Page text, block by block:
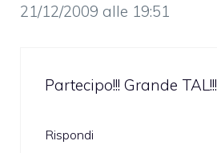
21/12/2009 alle 19:51
Partecipo!!! Grande TAL!!!
Rispondi